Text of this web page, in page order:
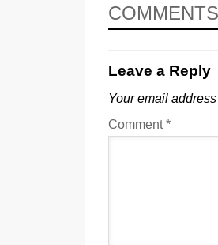
COMMENTS
Leave a Reply
Your email
Comment*